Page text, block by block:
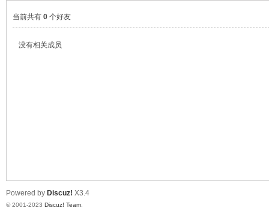
当前共有 0 个好友
没有相关成员
Powered by Discuz! X3.4
© 2001-2023 Discuz! Team